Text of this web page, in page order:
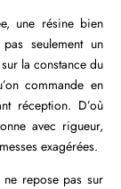
une résine bien
seulement un
la constance du
commande en
réception. D’où
avec rigueur,
exagérées.
repose pas sur